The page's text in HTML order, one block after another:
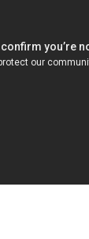
Sie
Ihnen